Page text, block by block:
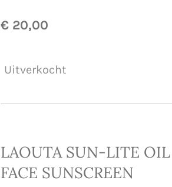
€ 20,00
Uitverkocht
LAOUTA SUN-LITE OIL
FACE SUNSCREEN